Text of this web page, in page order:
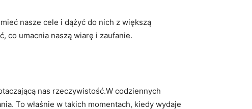
nasze cele i dążyć do nich z większą
co umacnia naszą wiarę i zaufanie.
nas rzeczywistość.W codziennych
To właśnie w takich momentach, kiedy wydaje